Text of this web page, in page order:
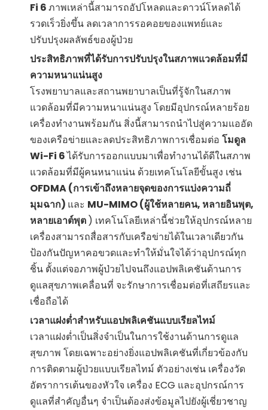
Fi 6ภาพเหล่านี้สามารถอัปโหลดและดาวน์โหลดได้
รวดเร็วยิ่งขึ้น ลดเวลาการรอคอยของแพทย์และ
ปรับปรุงผลลัพธ์ของผู้ป่วย
ประสิทธิภาพที่ได้รับการปรับปรุงในสภาพแวดล้อมที่มี
ความหนาแน่นสูง
โรงพยาบาลและสถานพยาบาลเป็นที่รู้จักในสภาพ
แวดล้อมที่มีความหนาแน่นสูง โดยมีอุปกรณ์หลายร้อย
เครื่องทำงานพร้อมกัน สิ่งนี้สามารถนำไปสู่ความแออัด
ของเครือข่ายและลดประสิทธิภาพการเชื่อมต่อ โมดูล
Wi-Fi 6ได้รับการออกแบบมาเพื่อทำงานได้ดีในสภาพ
แวดล้อมที่มีผู้คนหนาแน่น ด้วยเทคโนโลยีขั้นสูง เช่น
OFDMA (การเข้าถึงหลายจุดของการแบ่งความถี่
มุมฉาก) และ MU-MIMO (ผู้ใช้หลายคน, หลายอินพุต,
หลายเอาต์พุต ) เทคโนโลยีเหล่านี้ช่วยให้อุปกรณ์หลาย
เครื่องสามารถสื่อสารกับเครือข่ายได้ในเวลาเดียวกัน
ป้องกันปัญหาคอขวดและทำให้มั่นใจได้ว่าอุปกรณ์ทุก
ชิ้น ตั้งแต่จอภาพผู้ป่วยไปจนถึงแอปพลิเคชันด้านการ
ดูแลสุขภาพเคลื่อนที่ จะรักษาการเชื่อมต่อที่เสถียรและ
เชื่อถือได้
เวลาแฝงต่ำสำหรับแอปพลิเคชันแบบเรียลไทม์
เวลาแฝงต่ำเป็นสิ่งจำเป็นในการใช้งานด้านการดูแล
สุขภาพ โดยเฉพาะอย่างยิ่งแอปพลิเคชันที่เกี่ยวข้องกับ
การติดตามผู้ป่วยแบบเรียลไทม์ ตัวอย่างเช่น เครื่องวัด
อัตราการเต้นของหัวใจ เครื่อง ECG และอุปกรณ์การ
ดูแลที่สำคัญอื่นๆ จำเป็นต้องส่งข้อมูลไปยังผู้เชี่ยวชาญ